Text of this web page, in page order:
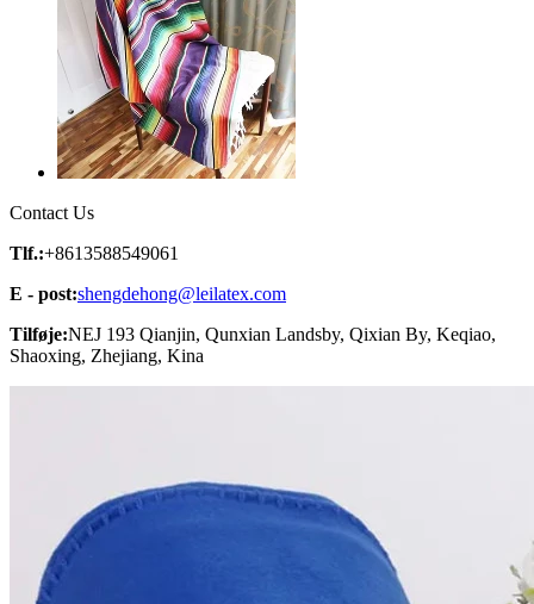
Contact Us
Tlf.:+8613588549061
E - post:shengdehong@leilatex.com
Tilføje:NEJ 193 Qianjin, Qunxian Landsby, Qixian By, Keqiao,
Shaoxing, Zhejiang, Kina